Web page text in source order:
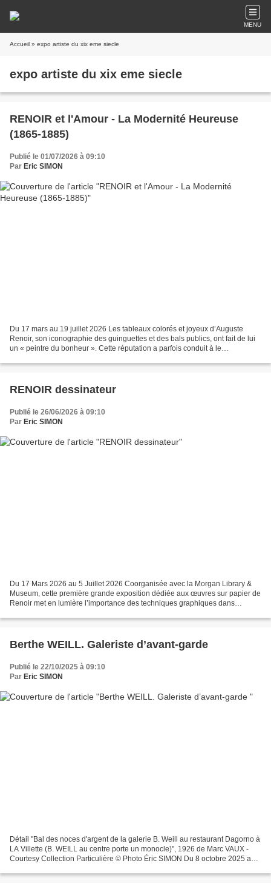
MENU
Accueil » expo artiste du xix eme siecle
expo artiste du xix eme siecle
RENOIR et l'Amour - La Modernité Heureuse
(1865-1885)
Publié le 01/07/2026 à 09:10
Par Eric SIMON
Du 17 mars au 19 juillet 2026 Les tableaux colorés et joyeux d’Auguste
Renoir, son iconographie des guinguettes et des bals publics, ont fait de lui
un « peintre du bonheur ». Cette réputation a parfois conduit à le
RENOIR dessinateur
Publié le 26/06/2026 à 09:10
Par Eric SIMON
Du 17 Mars 2026 au 5 Juillet 2026 Coorganisée avec la Morgan Library &
Museum, cette première grande exposition dédiée aux œuvres sur papier de
Renoir met en lumière l’importance des techniques graphiques dans
Berthe WEILL. Galeriste d’avant-garde
Publié le 22/10/2025 à 09:10
Par Eric SIMON
Détail "Bal des noces d'argent de la galerie B. Weill au restaurant Dagorno à
LA Villette (B. WEILL au centre porte un monocle)", 1926 de Marc VAUX -
Courtesy Collection Particulière © Photo Éric SIMON Du 8 octobre 2025 au